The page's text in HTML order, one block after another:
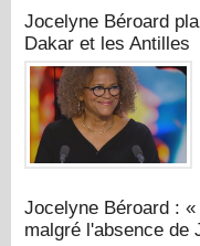
Jocelyne Béroard
Dakar et les Antilles
Jocelyne Béroard :
malgré l'absence de